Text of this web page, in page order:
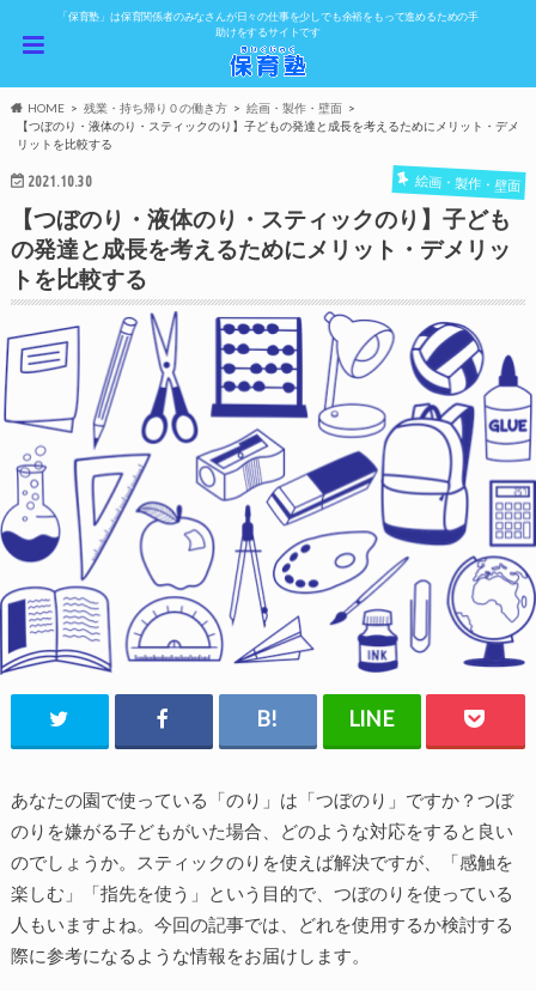
「保育塾」は保育関係者のみなさんが日々の仕事を少しでも余裕をもって進めるための手
助けをするサイトです
HOME 残業・持ち帰り０の働き方
絵画・製作・壁面
【つぼのり・液体のり・スティックのり】子どもの発達と成長を考えるためにメリット・デメ
リットを比較する
2021.10.30 絵画・製作・壁面
【つぼのり・液体のり・スティックのり】子ども
の発達と成長を考えるためにメリット・デメリッ
トを比較する
あなたの園で使っている「のり」は「つぼのり」ですか？つぼ
のりを嫌がる子どもがいた場合、どのような対応をすると良い
のでしょうか。スティックのりを使えば解決ですが、「感触を
楽しむ」「指先を使う」という目的で、つぼのりを使っている
人もいますよね。今回の記事では、どれを使用するか検討する
際に参考になるような情報をお届けします。